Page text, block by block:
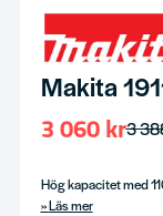
Makita
3
3 060 kr
Hög kapacitet med
Läs mer